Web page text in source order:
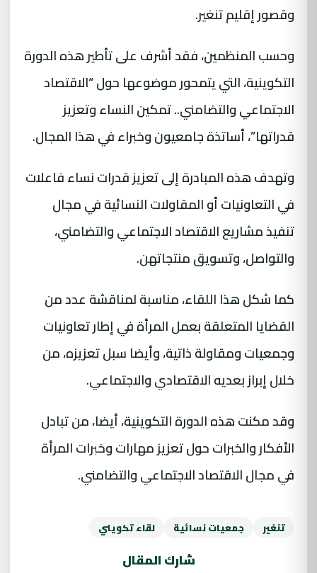
وقصور إقليم تنغير.
وحسب المنظمين، فقد أشرف على تأطير هذه الدورة
التكوينية، التي يتمحور موضوعها حول “الاقتصاد
الاجتماعي والتضامني.. تمكين النساء وتعزيز
قدراتها”، أساتذة جامعيون وخبراء في هذا المجال.
وتهدف هذه المبادرة إلى تعزيز قدرات نساء فاعلات
في التعاونيات أو المقاولات النسائية في مجال
تنفيذ مشاريع الاقتصاد الاجتماعي والتضامني،
والتواصل، وتسويق منتجاتهن.
كما شكل هذا اللقاء، مناسبة لمناقشة عدد من
القضايا المتعلقة بعمل المرأة في إطار تعاونيات
وجمعيات ومقاولة ذاتية، وأيضا سبل تعزيزه، من
خلال إبراز بعديه الاقتصادي والاجتماعي.
وقد مكنت هذه الدورة التكوينية، أيضا، من تبادل
الأفكار والخبرات حول تعزيز مهارات وخبرات المرأة
في مجال الاقتصاد الاجتماعي والتضامني.
تنغير جمعيات نسائية لقاء تكويني
شارك المقال